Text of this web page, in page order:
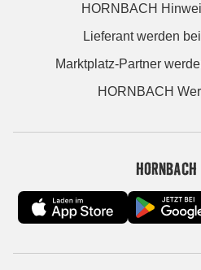
HORNBACH
Lieferant werden
Marktplatz-Partner
HORNBACH